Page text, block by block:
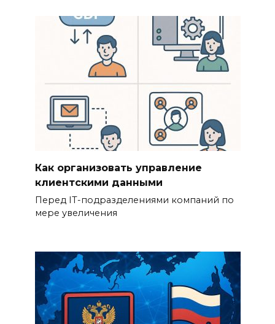
Как организовать управление
клиентскими данными
Перед IT-подразделениями компаний по
мере увеличения